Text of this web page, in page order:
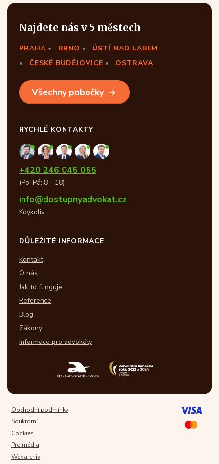
Najdete nás v 5 městech
PRAHA BRNO
ÚSTÍ NAD LABEM
ČESKÉ BUDĚJOVICE
OSTRAVA
Všechny pobočky
RYCHLÉ KONTAKTY
+420 246 045 055
(Po–Pá: 8—18)
info@dostupnyadvokat.cz
Kdykoliv
DŮLEŽITÉ INFORMACE
Kontakt
O nás
Jak to funguje
Reference
Blog
Zákony
Informace pro advokáty
Obchodní podmínky
Soukromí
Cookies
Pro média
Webarchiv